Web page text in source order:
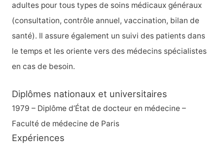
adultes pour tous types de soins médicaux généraux
(consultation, contrôle annuel, vaccination, bilan de
santé). Il assure également un suivi des patients dans
le temps et les oriente vers des médecins spécialistes
en cas de besoin.
Diplômes nationaux et universitaires
1979 – Diplôme d’État de docteur en médecine –
Faculté de médecine de Paris
Expériences